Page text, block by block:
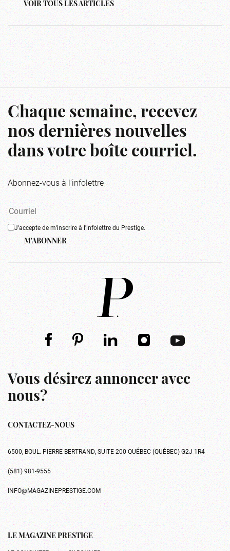
VOIR TOUS LES ARTICLES
Chaque semaine, recevez
nos dernières nouvelles
dans votre boîte courriel.
Abonnez-vous à l'infolettre
J'accepte de m'inscrire à l'infolettre du Prestige.
M'ABONNER
Vous désirez annoncer avec
nous?
CONTACTEZ-NOUS
6500, BOUL. PIERRE-BERTRAND, SUITE 200 QUÉBEC (QUÉBEC) G2J 1R4
(581) 981-9555
INFO@MAGAZINEPRESTIGE.COM
LE MAGAZINE PRESTIGE